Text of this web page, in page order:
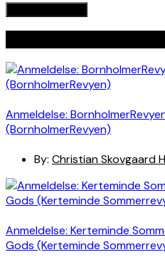
Anmeldelse:
(BornholmerRevyen)
By: Christian Skovgaard
Anmeldelse: Kerteminde
Gods (Kerteminde